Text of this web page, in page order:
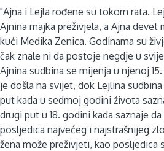
"Ajna i Lejla rođene su tokom rata.
Ajnina majka preživjela, a Ajna devet
kući Medika Zenica. Godinama su
čak znale ni da postoje negdje u
Ajnina sudbina se mijenja u njenoj
je došla na svijet, dok Lejlina
put kada u sedmoj godini života
drugi put u 18. godini kada saznaje
posljedica najvećeg i najstrašnijeg
žena može preživjeti, kao posljedica